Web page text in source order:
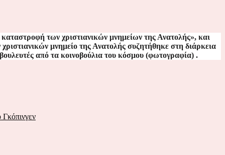
των χριστιανικών μνημείων της Ανατολής», και
μνημείο της Ανατολής συζητήθηκε στη διάρκεια
από τα κοινοβούλια του κόσμου (φωτογραφία) .